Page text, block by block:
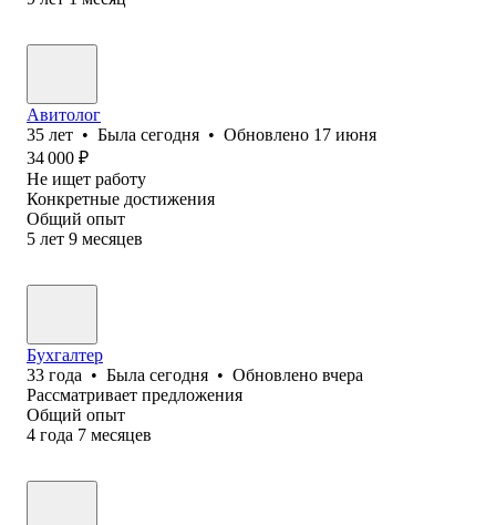
Авитолог
35 лет • Была сегодня • Обновлено 17 июня
34 000 ₽
Не ищет работу
Конкретные достижения
Общий опыт
5 лет 9 месяцев
Бухгалтер
33 года • Была сегодня • Обновлено вчера
Рассматривает предложения
Общий опыт
4 года 7 месяцев